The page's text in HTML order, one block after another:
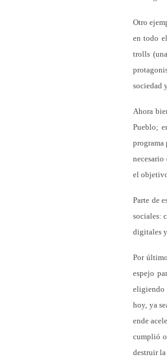
Otro
en todo
trolls
sociedad
Ahora
Pueblo;
programa
el
Parte de
sociales:
digitales
Por
espejo
eligiendo
hoy, ya
ende
cumplió
destruir